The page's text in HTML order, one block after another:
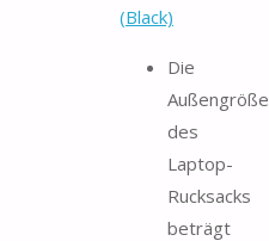
(Black)
Die
Außengröße
des
Laptop-
Rucksacks
beträgt